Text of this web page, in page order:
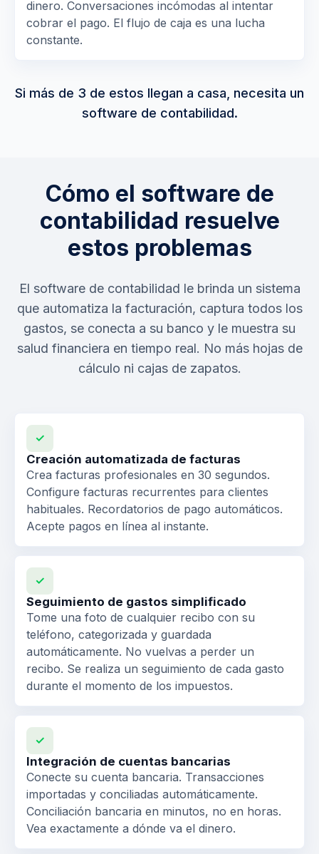
dinero. Conversaciones incómodas al intentar
cobrar el pago. El flujo de caja es una lucha
constante.
Si más de 3 de estos llegan a casa, necesita un
software de contabilidad.
Cómo el software de
contabilidad resuelve
estos problemas
El software de contabilidad le brinda un sistema
que automatiza la facturación, captura todos los
gastos, se conecta a su banco y le muestra su
salud financiera en tiempo real. No más hojas de
cálculo ni cajas de zapatos.
✓
Creación automatizada de facturas
Crea facturas profesionales en 30 segundos.
Configure facturas recurrentes para clientes
habituales. Recordatorios de pago automáticos.
Acepte pagos en línea al instante.
✓
Seguimiento de gastos simplificado
Tome una foto de cualquier recibo con su
teléfono, categorizada y guardada
automáticamente. No vuelvas a perder un
recibo. Se realiza un seguimiento de cada gasto
durante el momento de los impuestos.
✓
Integración de cuentas bancarias
Conecte su cuenta bancaria. Transacciones
importadas y conciliadas automáticamente.
Conciliación bancaria en minutos, no en horas.
Vea exactamente a dónde va el dinero.